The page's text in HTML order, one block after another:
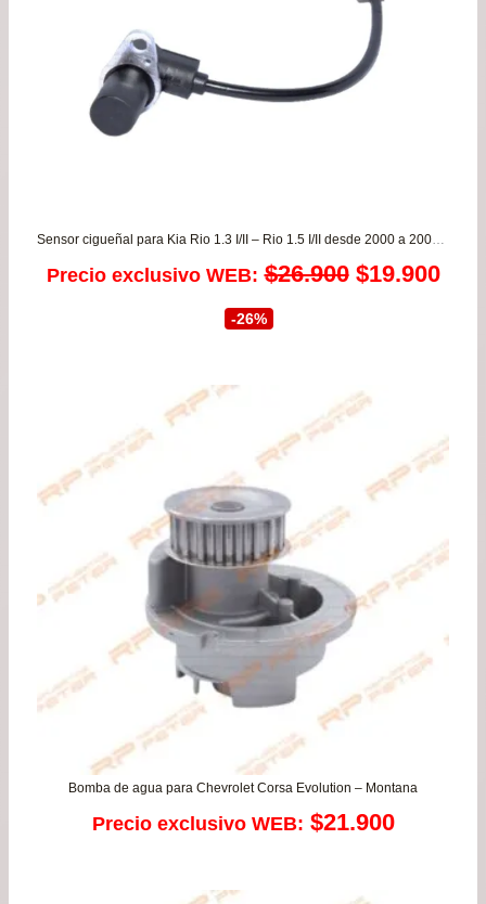
Sensor cigueñal para Kia Rio 1.3 I/II – Rio 1.5 I/II desde 2000 a 2006 NETMOTORS
Precio exclusivo WEB: $26.900 El
era:
$26.900.
$19.900El
-26%
Bomba de agua para Chevrolet Corsa Evolution – Montana
Precio exclusivo WEB: $21.900